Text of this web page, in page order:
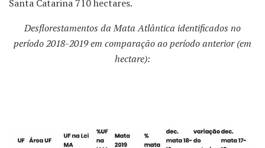
Santa Catarina 710 hectares.
Desflorestamentos da Mata Atlântica identificados no
período 2018-2019 em comparação ao período anterior (em
hectare):